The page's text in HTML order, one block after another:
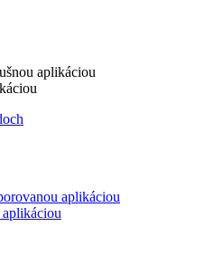
aplikáciou
aplikáciou